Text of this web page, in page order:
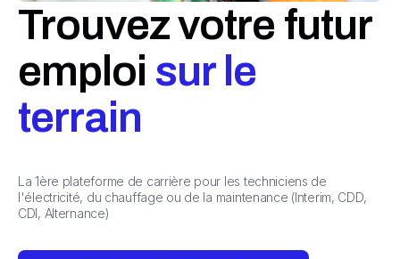
Trouvez votre futur
emploi sur le
terrain
La 1ère plateforme de carrière pour les techniciens de
l'électricité, du chauffage ou de la maintenance (Interim, CDD,
CDI, Alternance)